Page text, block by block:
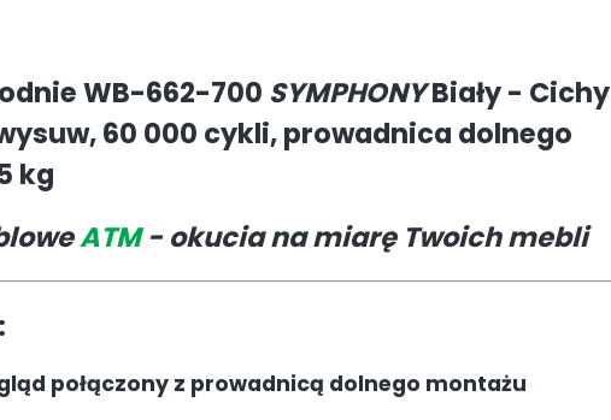
WB-662-700 SYMPHONYBiały - Cichy
60 000 cykli, prowadnica dolnego
kg
ATM- okucia na miarę Twoich mebli
połączony z prowadnicą dolnego montażu